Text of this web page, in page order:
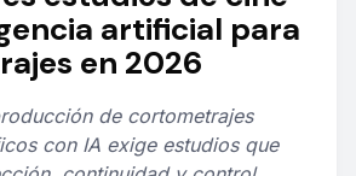
artificial para
en 2026
de cortometrajes
con IA exige estudios que